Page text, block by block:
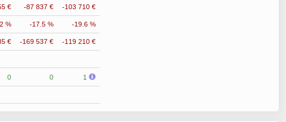
€ -87 837 € -103 710 €
% -17.5 % -19.6 %
€ -169 537 € -119 210 €
0 0 1